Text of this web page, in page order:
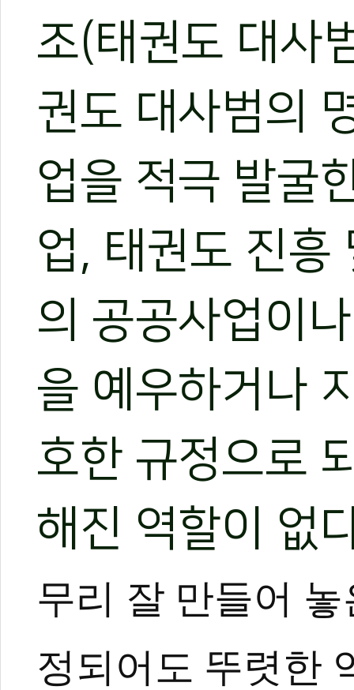
조(태권도 대사
권도 대사범의
업을 적극 발굴
업, 태권도 진흥
의 공공사업이
을 예우하거나
호한 규정으로
해진 역할이 없
무리 잘 만들어
정되어도 뚜렷한